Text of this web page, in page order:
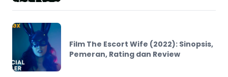
Film The Escort Wife (2022): Sinopsis,
Pemeran, Rating dan Review